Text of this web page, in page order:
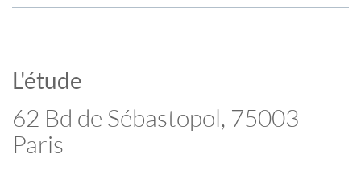
L'étude
62 Bd de Sébastopol, 75003
Paris